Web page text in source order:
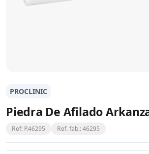
PROCLINIC
Piedra De Afilado
Ref: P.46295 Ref. fab.: 46295